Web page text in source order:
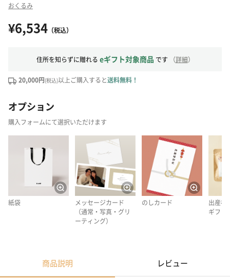
おくるみ
¥6,534 （税込）
住所を知らずに贈れる eギフト対象商品 です （詳細）
20,000円(税込)以上ご購入すると送料無料！
オプション
購入フォームにて選択いただけます
紙袋
メッセージカード
（通常・写真・グリ
ーティング）
のしカード
出産祝
ギフト
商品説明 レビュー